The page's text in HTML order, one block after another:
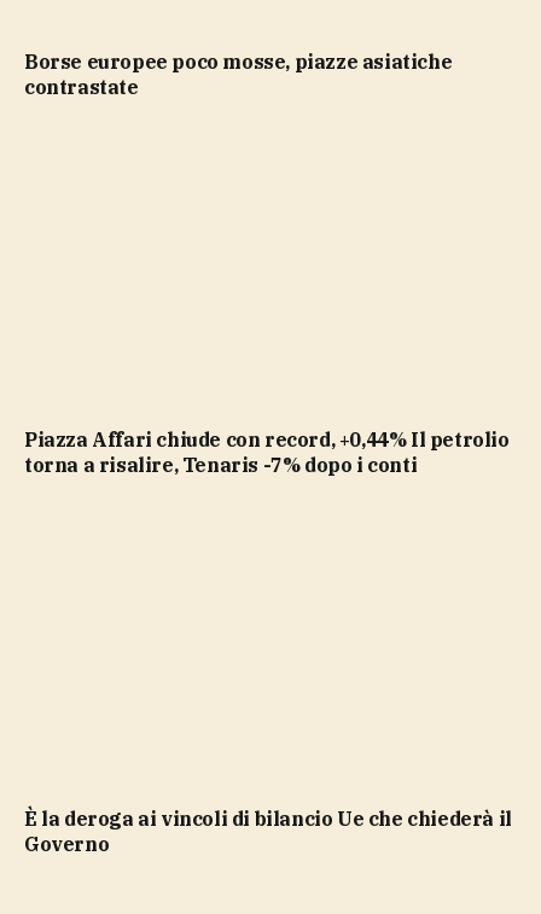
Borse europee poco mosse, piazze asiatiche
contrastate
Piazza Affari chiude con record, +0,44% Il petrolio
torna a risalire, Tenaris -7% dopo i conti
è la deroga ai vincoli di bilancio Ue che chiederà il
Governo